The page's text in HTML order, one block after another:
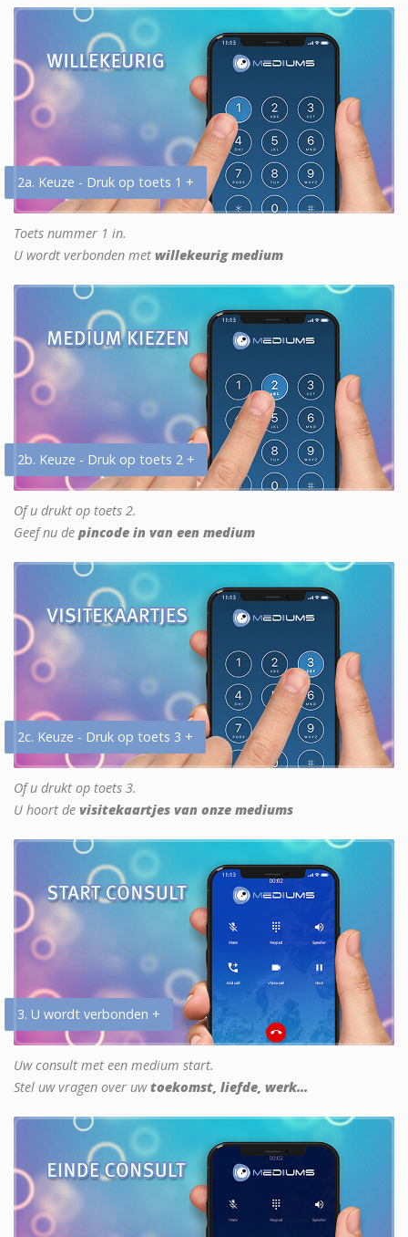
2a. Keuze - Druk op toets 1 +
Toets nummer 1 in.
U wordt verbonden met willekeurig medium
2b. Keuze - Druk op toets 2 +
Of u drukt op toets 2.
Geef nu de pincode in van een medium
2c. Keuze - Druk op toets 3 +
Of u drukt op toets 3.
U hoort de visitekaartjes van onze mediums
3. U wordt verbonden +
Uw consult met een medium start.
Stel uw vragen over uwtoekomst, liefde, werk...